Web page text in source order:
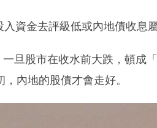
資金去評級低或內地債收息
旦股市在收水前大跌，頓成
內地的股債才會走好。